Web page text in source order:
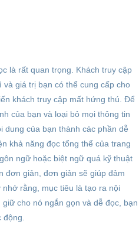
là rất quan trọng. Khách truy cập
giá trị bạn có thể cung cấp cho
khách truy cập mất hứng thú. Để
của bạn và loại bỏ mọi thông tin
dung của bạn thành các phần dễ
khả năng đọc tổng thể của trang
ngữ hoặc biệt ngữ quá kỹ thuật
đơn giản, đơn giản sẽ giúp đảm
rằng, mục tiêu là tạo ra nội
cho nó ngắn gọn và dễ đọc, bạn